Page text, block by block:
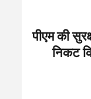
पीएम की
निकट